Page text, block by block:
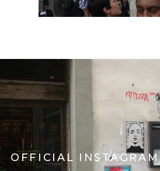
OFFICIAL INSTAGRAM